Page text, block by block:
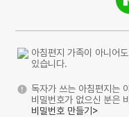
아침편지 가족이 아니어
있습니다.
독자가 쓰는 아침편지는
비밀번호가 없으신 분은
비밀번호 만들기>